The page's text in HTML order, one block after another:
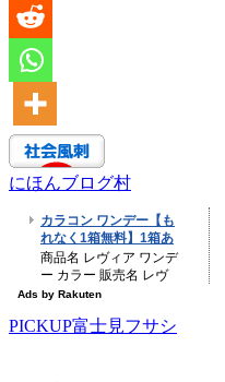
にほんブログ村
PICKUP富士見フサシ